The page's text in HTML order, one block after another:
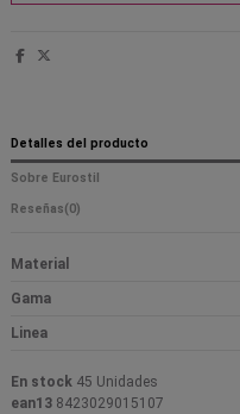
Detalles del producto
Sobre Eurostil
Reseñas(0)
Material
Gama
Linea
En stock 45 Unidades
ean13 8423029015107